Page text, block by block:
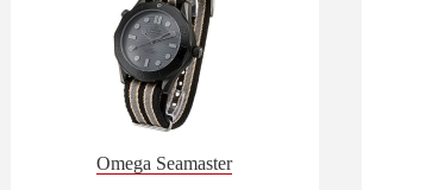
Omega Seamaster